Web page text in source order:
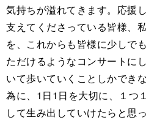
気持ちが溢れてきます。応援
支えてくださっている皆様、
を、これからも皆様に少しで
ただけるようなコンサートに
いて歩いていくことしかでき
為に、1日1日を大切に、１つ
して生み出していけたらと思